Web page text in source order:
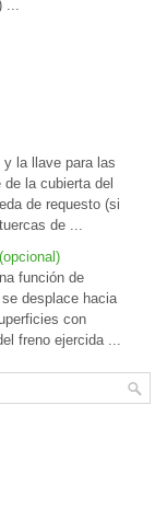
...
y la llave para las
la cubierta del
de requesto (si
de ...
función de
desplace hacia
con
freno ejercida ...